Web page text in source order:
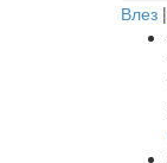
Влез |